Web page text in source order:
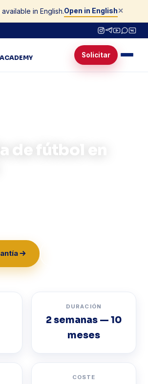
in English.Open in English✕
ACADEMY Solicitar
de fútbol en
DURACIÓN
2 semanas — 10
meses
COSTE